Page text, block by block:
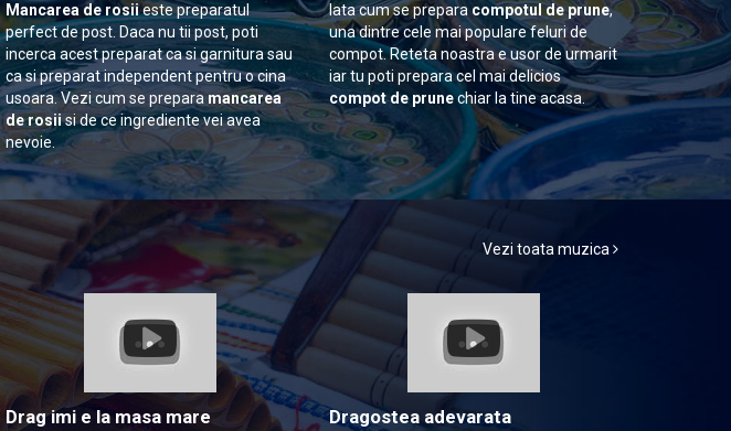
Mancarea de rosiieste preparatul
perfect de post. Daca nu tii post, poti
incerca acest preparat ca si garnitura sau
ca si preparat independent pentru o cina
usoara. Vezi cum se prepara mancarea
de rosiisi de ce ingrediente vei avea
nevoie.
Iata cum se preparacompotul de prune,
una dintre cele mai populare feluri de
compot. Reteta noastra e usor de urmarit
iar tu poti prepara cel mai delicios
compot de prunechiar la tine acasa.
Vezi toata muzica
Drag imi e la masa mare Dragostea adevarata